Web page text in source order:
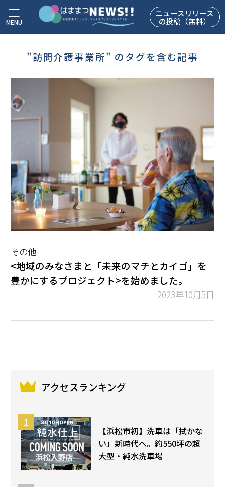
ニュースリリース
の投稿（無料）
"訪問介護事業所" のタグを含む記事
その他
<地域のみなさまと「未来のマチとカイゴ」を
豊かにするプロジェクト>を始めました。
2023年10月5日
アクセスランキング
【浜松市初】洗車は「拭かな
い」新時代へ。約550坪の超
大型・純水洗車場